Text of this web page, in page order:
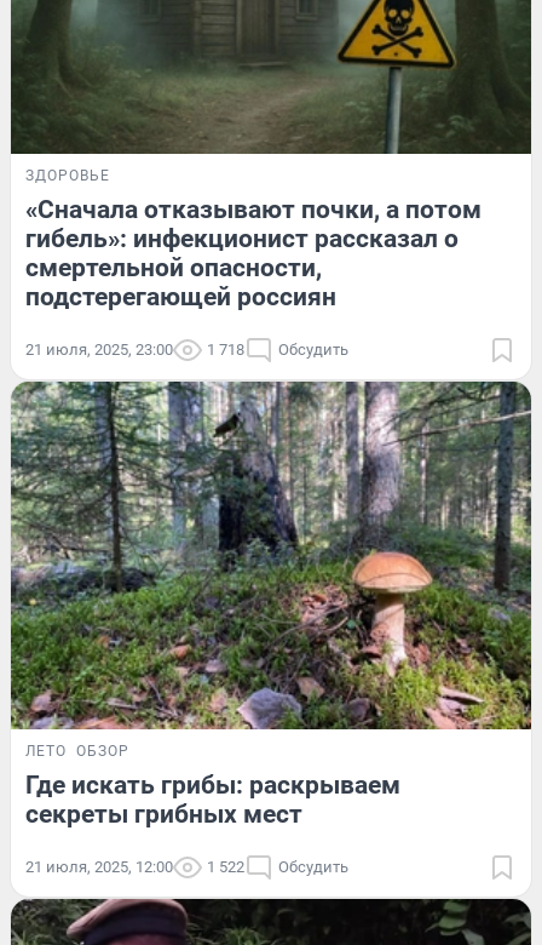
ЗДОРОВЬЕ
«Сначала отказывают почки, а потом
гибель»: инфекционист рассказал о
смертельной опасности,
подстерегающей россиян
21 июля, 2025, 23:00 1 718 Обсудить
ЛЕТО ОБЗОР
Где искать грибы: раскрываем
секреты грибных мест
21 июля, 2025, 12:00 1 522 Обсудить